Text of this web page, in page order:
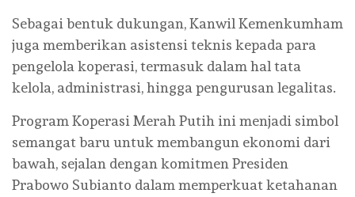
Sebagai bentuk dukungan, Kanwil Kemenkumham
juga memberikan asistensi teknis kepada para
pengelola koperasi, termasuk dalam hal tata
kelola, administrasi, hingga pengurusan legalitas.
Program Koperasi Merah Putih ini menjadi simbol
semangat baru untuk membangun ekonomi dari
bawah, sejalan dengan komitmen Presiden
Prabowo Subianto dalam memperkuat ketahanan